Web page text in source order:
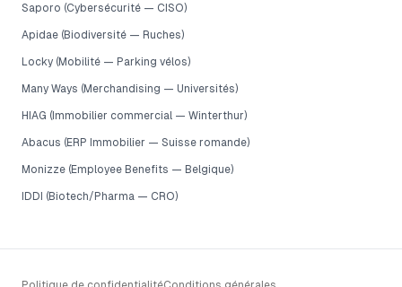
Saporo (Cybersécurité — CISO)
Apidae (Biodiversité — Ruches)
Locky (Mobilité — Parking vélos)
Many Ways (Merchandising — Universités)
HIAG (Immobilier commercial — Winterthur)
Abacus (ERP Immobilier — Suisse romande)
Monizze (Employee Benefits — Belgique)
IDDI (Biotech/Pharma — CRO)